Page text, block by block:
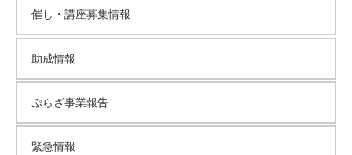
催し・講座募集情報
助成情報
ぷらざ事業報告
緊急情報